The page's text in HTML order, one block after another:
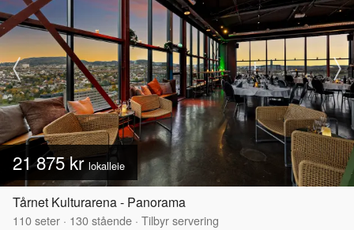
21 875 krlokalleie
Tårnet Kulturarena - Panorama
110seter · 130stående · Tilbyr servering